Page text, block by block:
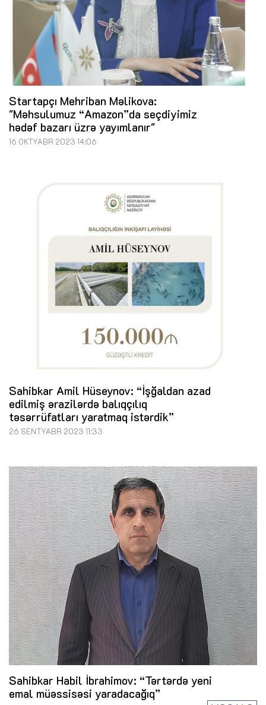
Startapçı Mehriban Məlikova:
"Məhsulumuz “Amazon”da seçdiyimiz
hədəf bazarı üzrə yayımlanır"
16 OKTYABR 2023 14:06
Sahibkar Amil Hüseynov: “İşğaldan azad
edilmiş ərazilərdə balıqçılıq
təsərrüfatları yaratmaq istərdik”
26 SENTYABR 2023 11:33
Sahibkar Habil İbrahimov: “Tərtərdə yeni
emal müəssisəsi yaradacağıq”